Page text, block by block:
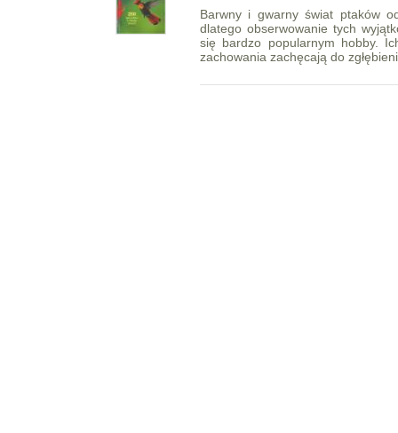
Barwny i gwarny świat ptaków
dlatego obserwowanie tych
się bardzo popularnym hobby.
zachowania zachęcają do